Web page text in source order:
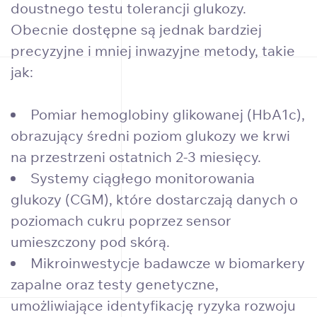
doustnego testu tolerancji glukozy.
Obecnie dostępne są jednak bardziej
precyzyjne i mniej inwazyjne metody, takie
jak:
Pomiar hemoglobiny glikowanej (HbA1c),
obrazujący średni poziom glukozy we krwi
na przestrzeni ostatnich 2-3 miesięcy.
Systemy ciągłego monitorowania
glukozy (CGM), które dostarczają danych o
poziomach cukru poprzez sensor
umieszczony pod skórą.
Mikroinwestycje badawcze w biomarkery
zapalne oraz testy genetyczne,
umożliwiające identyfikację ryzyka rozwoju